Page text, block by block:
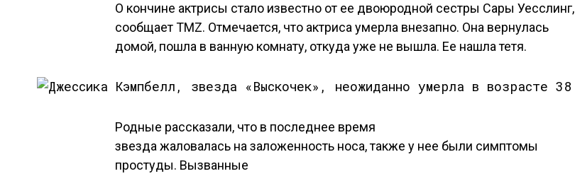
О кончине актрисы стало известно от ее двоюродной сестры Сары Уесслинг,
сообщает TMZ. Отмечается, что актриса умерла внезапно. Она вернулась
домой, пошла в ванную комнату, откуда уже не вышла. Ее нашла тетя.
Родные рассказали, что в последнее время
звезда жаловалась на заложенность носа, также у нее были симптомы
простуды. Вызванные